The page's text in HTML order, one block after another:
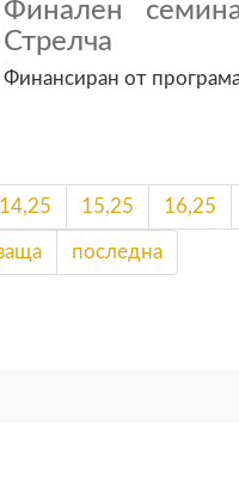
Финален
Стрелча
Финансиран от
14,25 15,25 16,25
последна